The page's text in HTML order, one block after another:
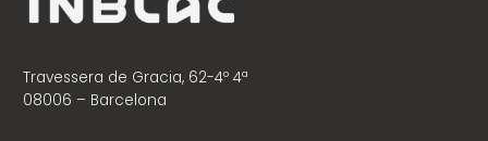
Travessera de Gracia, 62-4º 4ª
08006 – Barcelona